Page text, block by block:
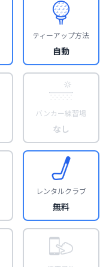
ティーアップ方法
自動
バンカー練習場
なし
レンタルクラブ
無料